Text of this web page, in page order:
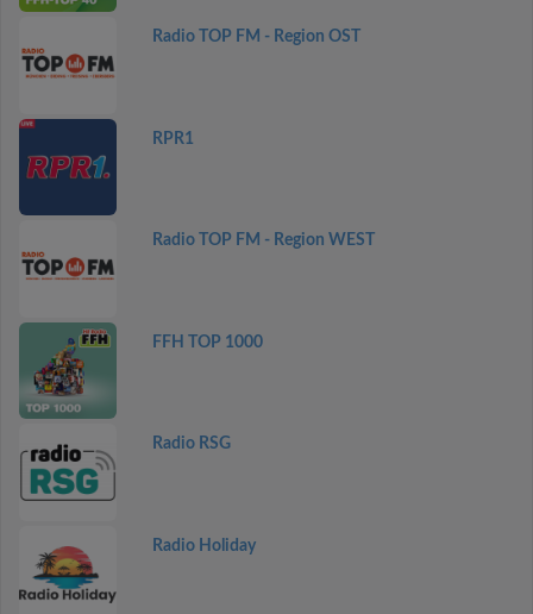
Radio TOP FM - Region OST
RPR1
Radio TOP FM - Region WEST
FFH TOP 1000
Radio RSG
Radio Holiday